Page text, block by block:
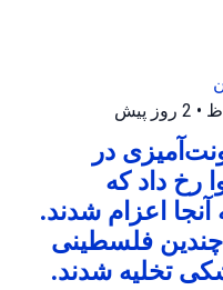
• 2 روز پیش
در
رخ داد که
اعزام شدند.
فلسطینی
تخلیه شدند.